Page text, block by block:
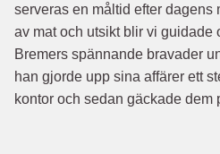
serveras en måltid efter dagens
av mat och utsikt blir vi guidade
Bremers spännande bravader
han gjorde upp sina affärer ett
kontor och sedan gäckade dem